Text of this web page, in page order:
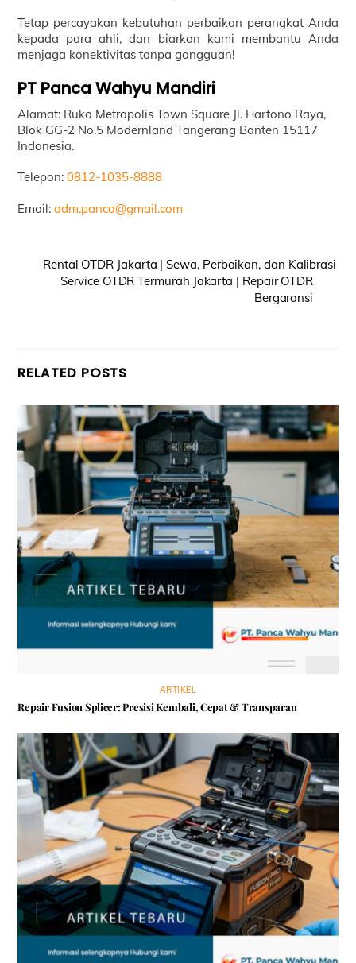
Tetap percayakan kebutuhan perbaikan perangkat Anda
kepada para ahli, dan biarkan kami membantu Anda
menjaga konektivitas tanpa gangguan!
PT Panca Wahyu Mandiri
Alamat: Ruko Metropolis Town Square Jl. Hartono Raya,
Blok GG-2 No.5 Modernland Tangerang Banten 15117
Indonesia.
Telepon:0812-1035-8888
Email:adm.panca@gmail.com
Rental OTDR Jakarta | Sewa, Perbaikan, dan Kalibrasi
Service OTDR Termurah Jakarta | Repair OTDR
Bergaransi
RELATED POSTS
ARTIKEL
Repair Fusion Splicer: Presisi Kembali, Cepat & Transparan